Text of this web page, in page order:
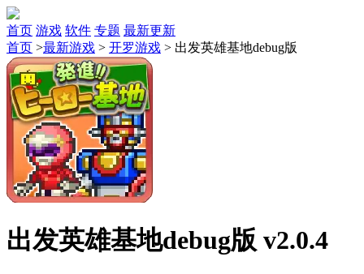
首页 游戏 软件 专题 最新更新
首页 >最新游戏 > 开罗游戏 > 出发英雄基地debug版
出发英雄基地debug版 v2.0.4